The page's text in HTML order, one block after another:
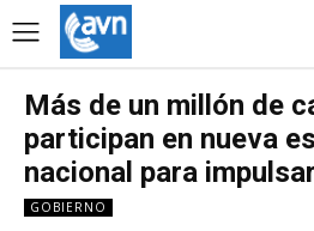
Más de un millón de
participan en nueva
nacional para
GOBIERNO